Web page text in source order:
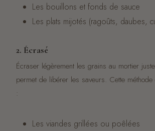
Les bouillons et fonds de sauce
Les plats mijotés (ragoûts, daubes,
2. Écrasé
Écraser légèrement les grains au mortier
permet de libérer les saveurs. Cette
:
Les viandes grillées ou poêlées